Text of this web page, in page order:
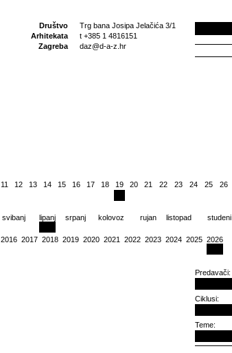
Društvo
Arhitekata
Zagreba
Trg bana Josipa Jelačića 3/1
t +385 1 4816151
daz@d-a-z.hr
11 12 13 14 15 16 17 18 19 20 21 22 23 24 25 26
svibanj lipanj srpanj kolovoz rujan listopad studeni
2016 2017 2018 2019 2020 2021 2022 2023 2024 2025 2026
Predavači:
Ciklusi:
Teme: